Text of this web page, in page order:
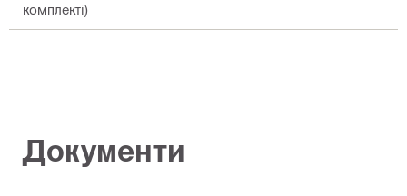
комплекті)
Документи